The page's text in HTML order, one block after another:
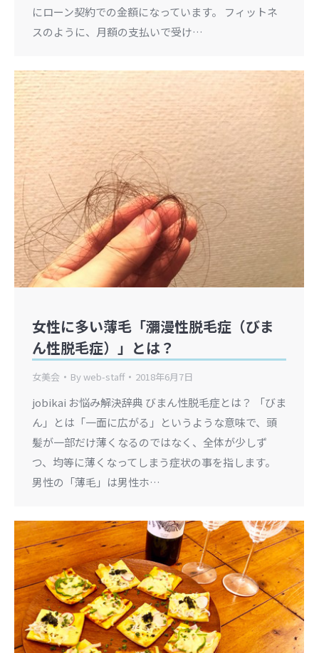
にローン契約での金額になっています。 フィットネ
スのように、月額の支払いで受け…
女性に多い薄毛「瀰漫性脱毛症（びま
ん性脱毛症）」とは？
女美会 Byweb-staff 2018年6月7日
jobikai お悩み解決辞典 びまん性脱毛症とは？ 「びま
ん」とは「一面に広がる」というような意味で、頭
髪が一部だけ薄くなるのではなく、全体が少しず
つ、均等に薄くなってしまう症状の事を指します。
男性の「薄毛」は男性ホ…